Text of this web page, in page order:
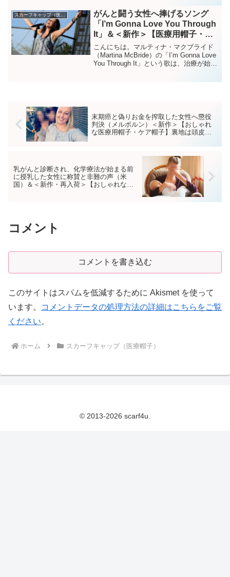
スカーフキャップ（医療帽子）
がんと闘う女性へ捧げるソング
「I’m Gonna Love You Through
It」＆＜新作＞【医療用帽子・ケ
ア帽子】裏地は頭皮にやさしいオ
ーガニックコットン100％ 肩ま
でカバー・ショート丈・スカー
こんにちは。マルティナ・マクブライド
（Martina McBride）の「I’m Gonna Love
You Through It」という歌は、治療が始ま
末期癌と偽りお金を搾取した女性へ懲役
判決（メルボルン）＜新作＞【おしゃれ
な医療用帽子・ケア帽子】裏地は頭皮に
乳がんと診断され、化学療法が始まる前
に授乳した女性に称賛と非難の声（米
国）＆＜新作・再入荷＞【おしゃれな医
コメント
コメントを書き込む
このサイトはスパムを低減するために Akismet を使って
います。
コメントデータの処理方法の詳細はこちらをご覧
ください。
ホーム スカーフキャップ（医療帽子）
© 2013-2026 scarf4u.